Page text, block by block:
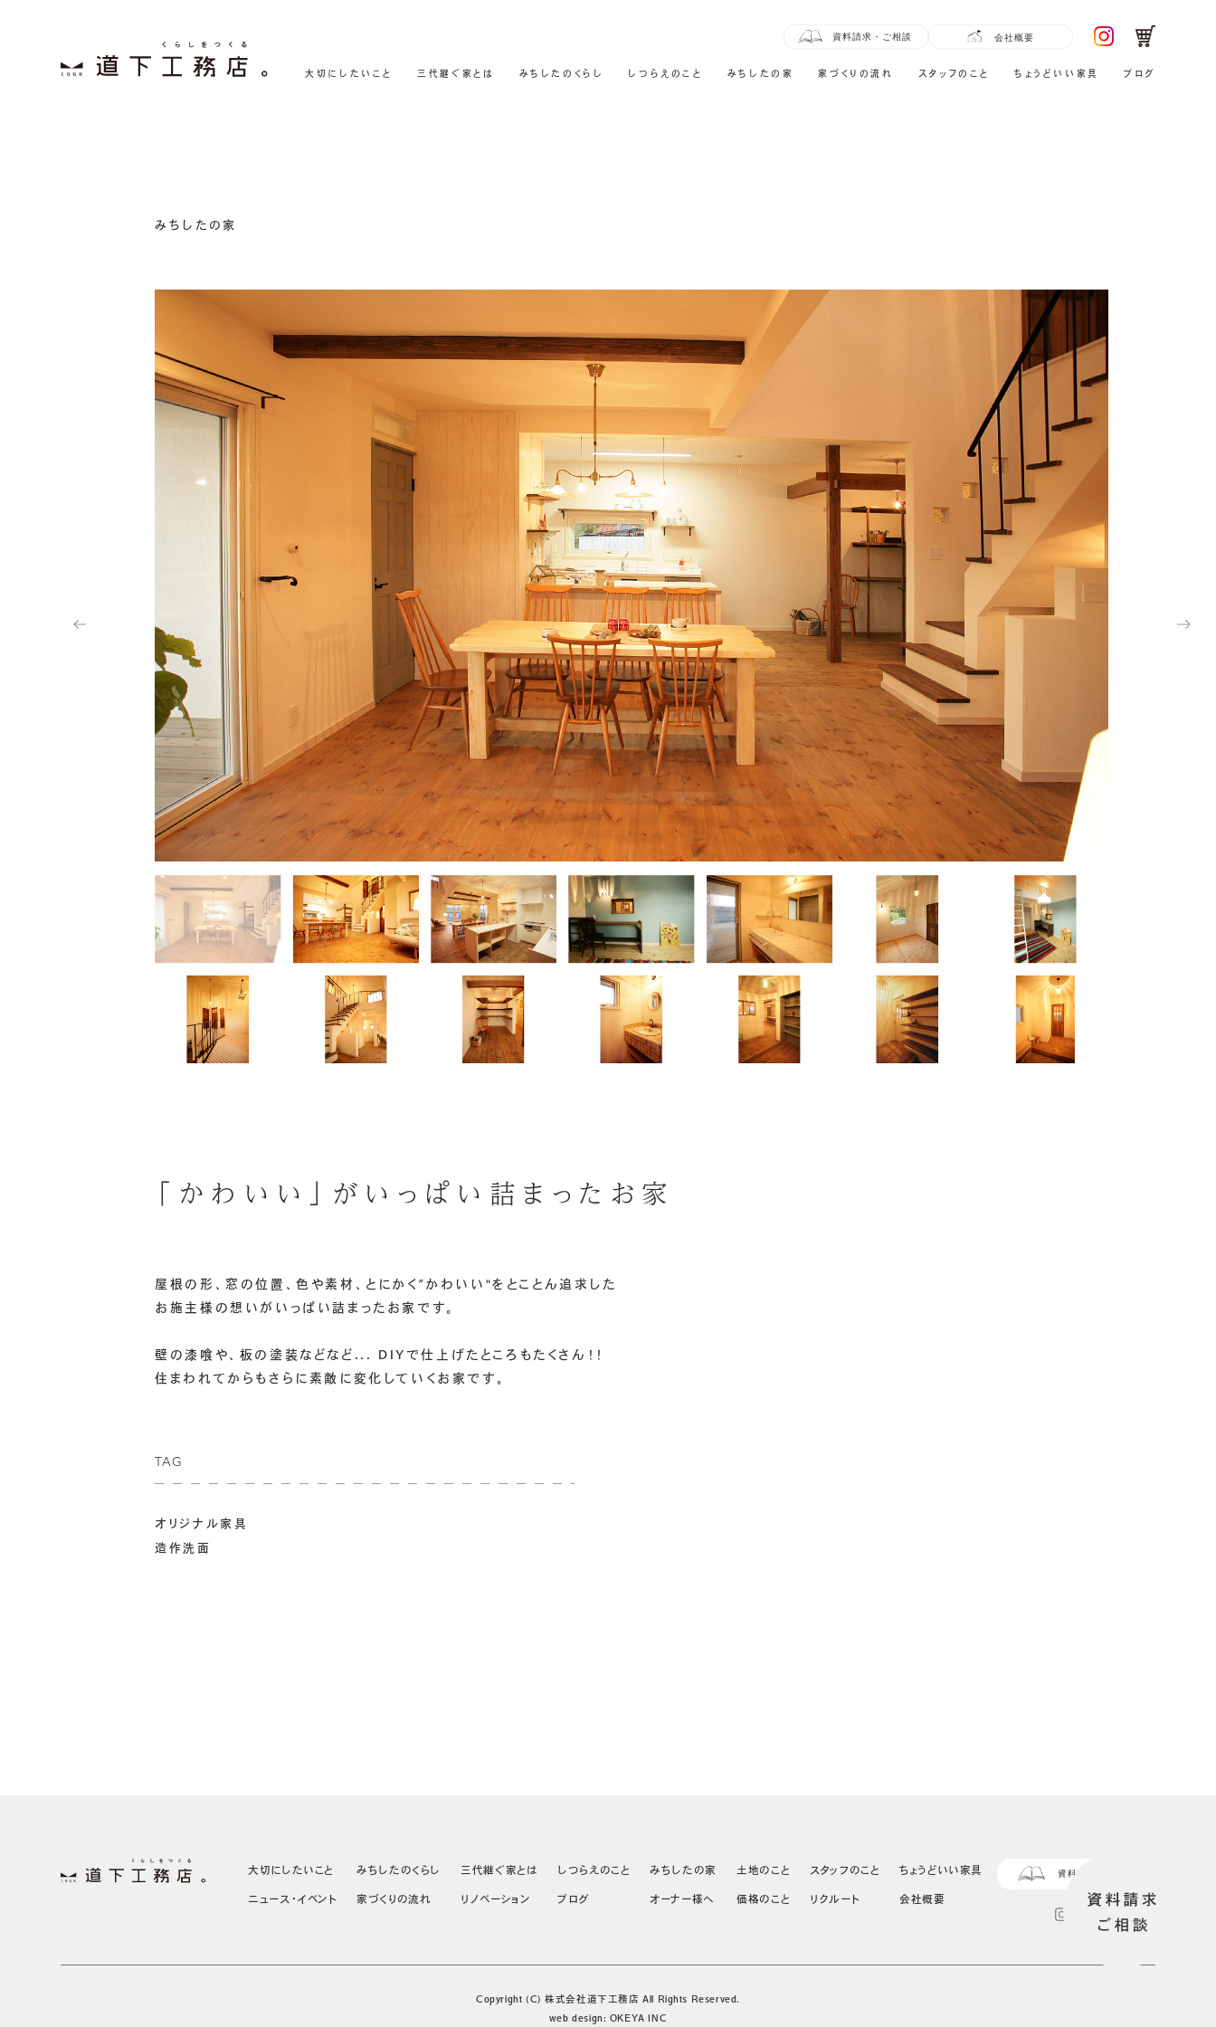
大切にしたいこと 三代継ぐ家とは みちしたのくらし しつらえのこと みちしたの家 家づくりの流れ スタッフのこと ちょうどいい家具 ブログ
みちしたの家
「かわいい」がいっぱい詰まったお家
屋根の形、窓の位置、色や素材、とにかく”かわいい"をとことん追求した
お施主様の想いがいっぱい詰まったお家です。
壁の漆喰や、板の塗装などなど... DIYで仕上げたところもたくさん！！
住まわれてからもさらに素敵に変化していくお家です。
TAG
オリジナル家具
造作洗面
大切にしたいこと みちしたのくらし 三代継ぐ家とは しつらえのこと みちしたの家 土地のこと スタッフのこと ちょうどいい家具
ニュース・イベント 家づくりの流れ リノベーション ブログ オーナー様へ 価格のこと リクルート 会社概要
Copyright (C) 株式会社道下工務店 All Rights Reserved.
web design: OKEYA INC